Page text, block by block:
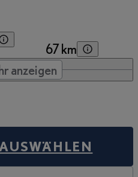
67 km
anzeigen